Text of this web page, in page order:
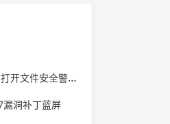
警告怎么关闭win11
洞补丁蓝屏